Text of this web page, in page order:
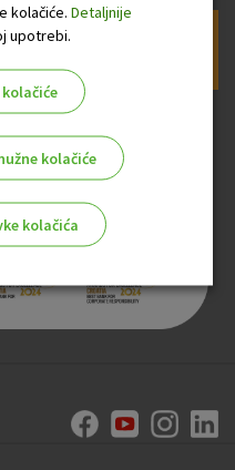
kolačiće. Detaljnije
upotrebi.
kolačiće
kolačića